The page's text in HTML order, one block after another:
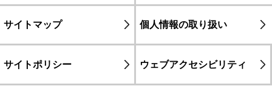
サイトマップ 個人情報の取り扱い
サイトポリシー ウェブアクセシビリティ